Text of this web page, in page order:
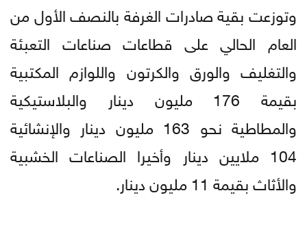
وتوزعت بقية صادرات الغرفة بالنصف الأول من
العام الحالي على قطاعات صناعات التعبئة
والتغليف والورق والكرتون واللوازم المكتبية
بقيمة 176 مليون دينار والبلاستيكية
والمطاطية نحو 163 مليون دينار والإنشائية
104 ملايين دينار وأخيرا الصناعات الخشبية
والأثاث بقيمة 11 مليون دينار.